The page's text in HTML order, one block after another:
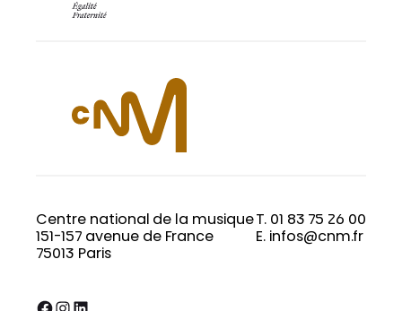
Centre national de la musique
151-157 avenue de France
75013 Paris
T. 01 83 75 26 00
E. infos@cnm.fr
Facebook InstagramLinkedIn